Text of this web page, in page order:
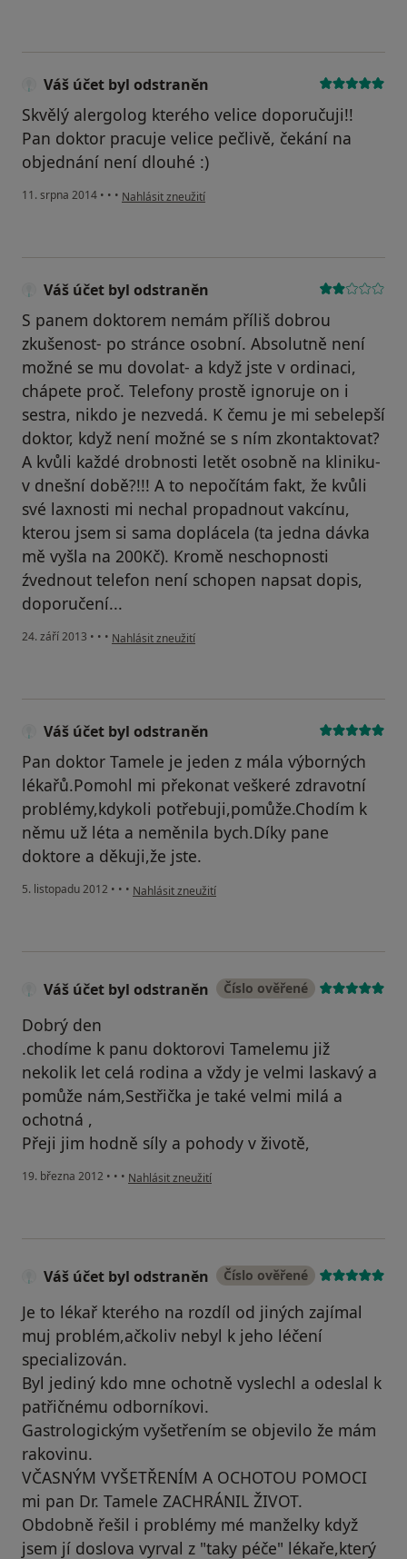
Váš účet byl odstraněn
Skvělý alergolog kterého velice doporučuji!!
Pan doktor pracuje velice pečlivě, čekání na
objednání není dlouhé :)
11. srpna 2014 • • • podle názoru uživatele Váš účet byl odstraněn
Nahlásit zneužití
Váš účet byl odstraněn
S panem doktorem nemám příliš dobrou
zkušenost- po stránce osobní. Absolutně není
možné se mu dovolat- a když jste v ordinaci,
chápete proč. Telefony prostě ignoruje on i
sestra, nikdo je nezvedá. K čemu je mi sebelepší
doktor, když není možné se s ním zkontaktovat?
A kvůli každé drobnosti letět osobně na kliniku-
v dnešní době?!!! A to nepočítám fakt, že kvůli
své laxnosti mi nechal propadnout vakcínu,
kterou jsem si sama doplácela (ta jedna dávka
mě vyšla na 200Kč). Kromě neschopnosti
źvednout telefon není schopen napsat dopis,
doporučení...
24. září 2013 • • • podle názoru uživatele Váš účet byl odstraněn
Nahlásit zneužití
Váš účet byl odstraněn
Pan doktor Tamele je jeden z mála výborných
lékařů.Pomohl mi překonat veškeré zdravotní
problémy,kdykoli potřebuji,pomůže.Chodím k
němu už léta a neměnila bych.Díky pane
doktore a děkuji,že jste.
5. listopadu 2012 • • • podle názoru uživatele Váš účet byl odstraněn
Nahlásit zneužití
Váš účet byl odstraněn Číslo ověřené
Dobrý den
.chodíme k panu doktorovi Tamelemu již
nekolik let celá rodina a vždy je velmi laskavý a
pomůže nám,Sestřička je také velmi milá a
ochotná ,
Přeji jim hodně síly a pohody v životě,
19. března 2012 • • • podle názoru uživatele Váš účet byl odstraněn
Nahlásit zneužití
Váš účet byl odstraněn Číslo ověřené
Je to lékař kterého na rozdíl od jiných zajímal
muj problém,ačkoliv nebyl k jeho léčení
specializován.
Byl jediný kdo mne ochotně vyslechl a odeslal k
patřičnému odborníkovi.
Gastrologickým vyšetřením se objevilo že mám
rakovinu.
VČASNÝM VYŠETŘENÍM A OCHOTOU POMOCI
mi pan Dr. Tamele ZACHRÁNIL ŽIVOT.
Obdobně řešil i problémy mé manželky když
jsem jí doslova vyrval z "taky péče" lékaře,který